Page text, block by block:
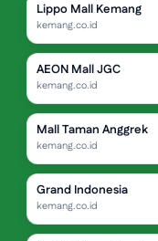
Lippo Mall Kemang
kemang.co.id
AEON Mall JGC
kemang.co.id
Mall Taman Anggrek
kemang.co.id
Grand Indonesia
kemang.co.id